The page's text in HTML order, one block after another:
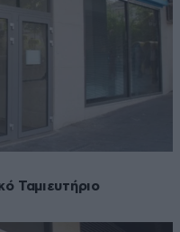
Ταμιευτήριο